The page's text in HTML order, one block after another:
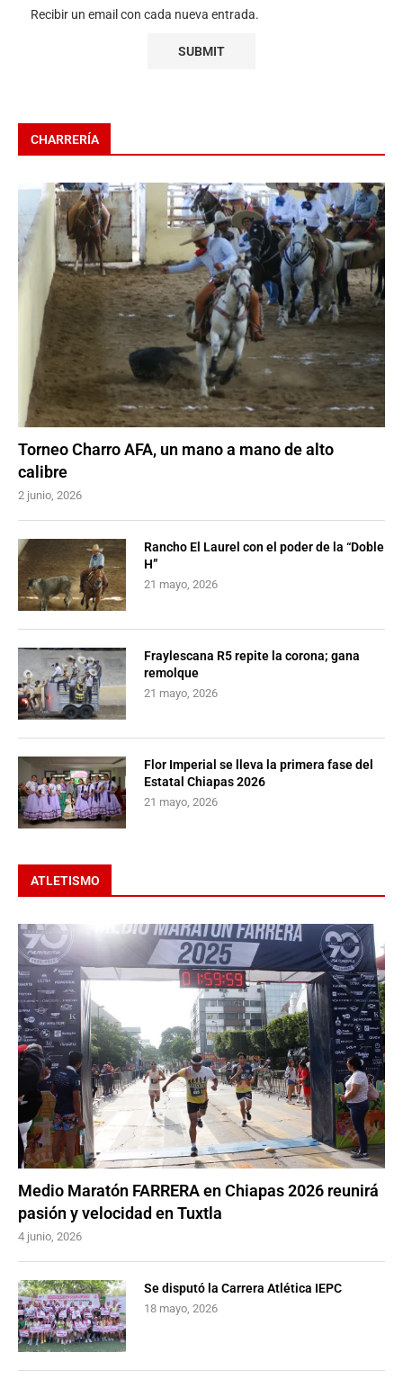
Recibir un email con cada nueva entrada.
CHARRERÍA
Torneo Charro AFA, un mano a mano de alto
calibre
2 junio, 2026
Rancho El Laurel con el poder de la “Doble
H”
21 mayo, 2026
Fraylescana R5 repite la corona; gana
remolque
21 mayo, 2026
Flor Imperial se lleva la primera fase del
Estatal Chiapas 2026
21 mayo, 2026
ATLETISMO
Medio Maratón FARRERA en Chiapas 2026 reunirá
pasión y velocidad en Tuxtla
4 junio, 2026
Se disputó la Carrera Atlética IEPC
18 mayo, 2026